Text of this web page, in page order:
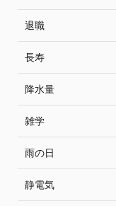
退職
長寿
降水量
雑学
雨の日
静電気